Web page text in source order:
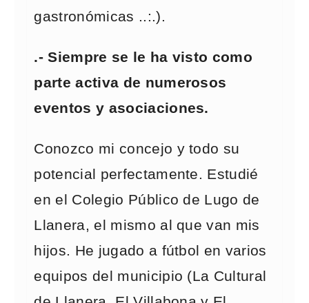
gastronómicas ..:.).
.- Siempre se le ha visto como
parte activa de numerosos
eventos y asociaciones.
Conozco mi concejo y todo su
potencial perfectamente. Estudié
en el Colegio Público de Lugo de
Llanera, el mismo al que van mis
hijos. He jugado a fútbol en varios
equipos del municipio (La Cultural